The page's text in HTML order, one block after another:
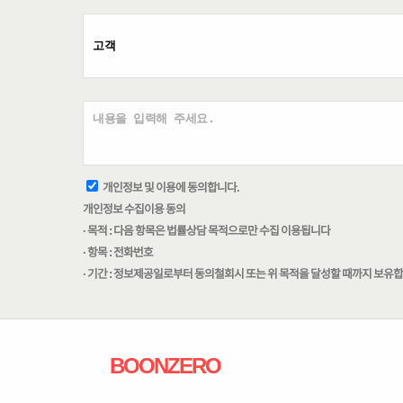
개인정보 및 이용에 동의합니다.
개인정보 수집이용 동의
· 목적 : 다음 항목은 법률상담 목적으로만 수집 이용됩니다
· 항목 : 전화번호
· 기간 : 정보제공일로부터 동의철회시 또는 위 목적을 달성할 때까지 보유
BOONZERO